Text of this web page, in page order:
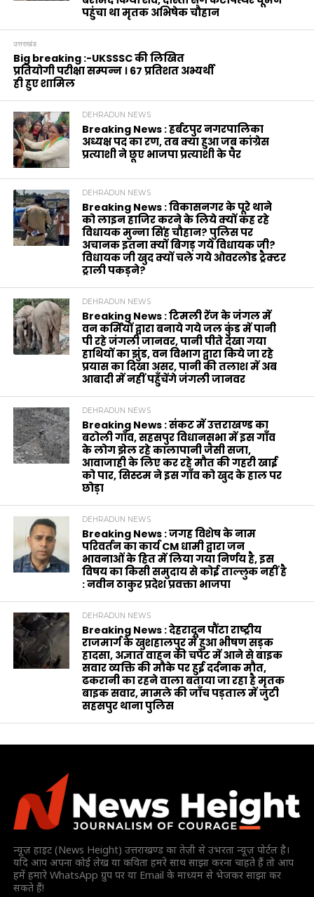
पहुंचा था मृतक अभिषेक चौहान
उत्तराखंड
Big breaking :-UKSSSC की लिखित
प्रतियोगी परीक्षा सम्पन्न । 67 प्रतिशत अभ्यर्थी
ही हुए शामिल
DEHRADUN NEWS
Breaking News : हर्बटपुर नगरपालिका
अध्यक्ष पद का रण, तब क्या हुआ जब कांग्रेस
प्रत्याशी ने छूए भाजपा प्रत्याशी के पैर
DEHRADUN NEWS
Breaking News : विकासनगर के पूरे थाने
को लाइन हाजिर करने के लिये क्यों कह रहे
विधायक मुन्ना सिंह चौहान? पुलिस पर
अचानक इतना क्यों बिगड़ गये विधायक जी?
विधायक जी खुद क्यों चले गये ओवरलोड ट्रैक्टर
ट्राली पकड़ने?
DEHRADUN NEWS
Breaking News : टिमली रेंज के जंगल में
वन कर्मियों द्वारा बनाये गये जल कुंड में पानी
पी रहे जंगली जानवर, पानी पीते देखा गया
हाथियों का झुंड, वन विभाग द्वारा किये जा रहे
प्रयास का दिखा असर, पानी की तलाश में अब
आबादी में नहीं पहुँचेंगे जंगली जानवर
DEHRADUN NEWS
Breaking News : संकट में उत्तराखण्ड का
बटोली गाँव, सहसपुर विधानसभा में इस गाँव
के लोग झेल रहे कालापानी जैसी सजा,
आवाजाही के लिए कर रहे मौत की गहरी खाई
को पार, सिस्टम ने इस गाँव को खुद के हाल पर
छोड़ा
DEHRADUN NEWS
Breaking News : जगह विशेष के नाम
परिवर्तन का कार्य CM धामी द्वारा जन
भावनाओं के हित में लिया गया निर्णय है, इस
विषय का किसी समुदाय से कोई ताल्लुक नहीं है
: नवीन ठाकुर प्रदेश प्रवक्ता भाजपा
DEHRADUN NEWS
Breaking News : देहरादून पौंटा राष्ट्रीय
राजमार्ग के खुशहालपुर में हुआ भीषण सड़क
हादसा, अज्ञात वाहन की चपेट में आने से बाइक
सवार व्यक्ति की मौके पर हुई दर्दनाक मौत,
ढकरानी का रहने वाला बताया जा रहा है मृतक
बाइक सवार, मामले की जाँच पड़ताल में जुटी
सहसपुर थाना पुलिस
न्यूज़ हाइट (News Height) उत्तराखण्ड का तेज़ी से उभरता न्यूज़ पोर्टल है।
यदि आप अपना कोई लेख या कविता हमरे साथ साझा करना चाहते हैं तो आप
हमें हमारे WhatsApp ग्रुप पर या Email के माध्यम से भेजकर साझा कर
सकते हैं!